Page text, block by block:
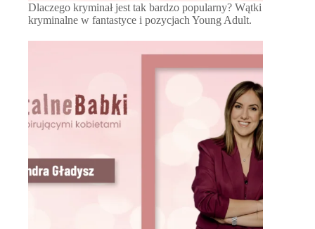
Dlaczego kryminał jest tak bardzo popularny? Wątki
kryminalne w fantastyce i pozycjach Young Adult.